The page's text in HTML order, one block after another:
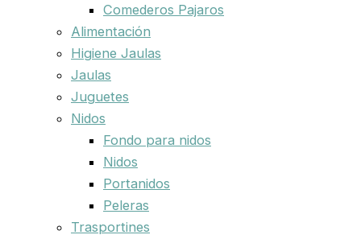
Comederos Pajaros
Alimentación
Higiene Jaulas
Jaulas
Juguetes
Nidos
Fondo para nidos
Nidos
Portanidos
Peleras
Trasportines